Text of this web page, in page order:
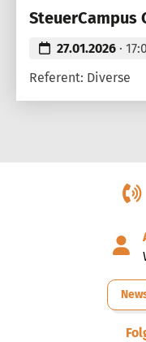
SteuerCampus
27.01.2026 ·
Referent: Diverse